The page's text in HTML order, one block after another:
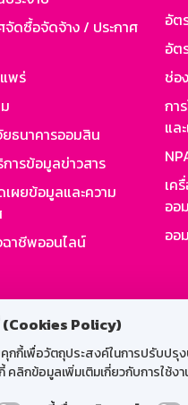
(Cookies Policy)
คุกกี้เพื่อวัตถุประสงค์ในการปรับป
คลิกข้อมูลเพิ่มเติมเกี่ยวกับการใช้ง
จัดซื้อจัดจ้าง / ประกาศ
พร่
ธนาคารออมสิน
ารข้อมูลข่าวสาร
เผยข้อมูลและความ
าชีพออนไลน์
อัต
อัต
ช่อ
กา
แล
เค
ออม
ออ